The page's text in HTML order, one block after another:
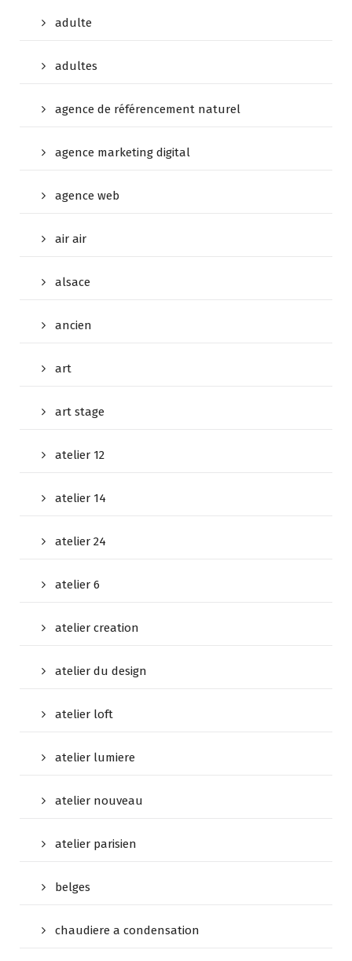
adulte
adultes
agence de référencement naturel
agence marketing digital
agence web
air air
alsace
ancien
art
art stage
atelier 12
atelier 14
atelier 24
atelier 6
atelier creation
atelier du design
atelier loft
atelier lumiere
atelier nouveau
atelier parisien
belges
chaudiere a condensation